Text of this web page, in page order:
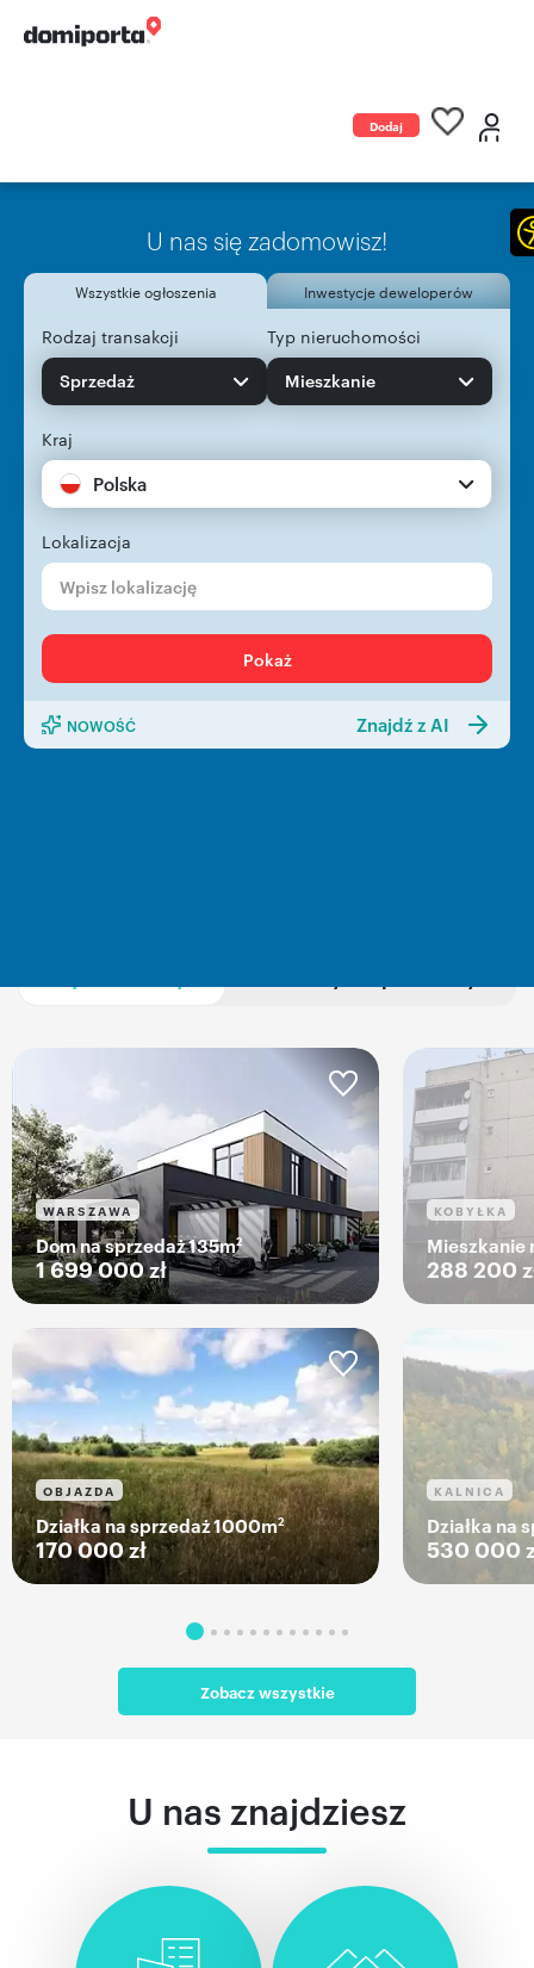
Dodaj
Wszystkie ogłoszenia Inwestycje deweloperów
U nas się zadomowisz!
Rodzaj transakcji
Sprzedaż
Typ nieruchomości
Mieszkanie
Kraj
Polska
Lokalizacja
Pokaż
NOWOŚĆ Znajdź z AI
WARSZAWA
Dom na sprzedaż 135m2
1 699 000 zł
OBJAZDA
Działka na sprzedaż 1000m2
170 000 zł
KOBYŁKA
Mieszkanie
288 200
KALNICA
Działka na
530 000
Zobacz wszystkie
U nas znajdziesz